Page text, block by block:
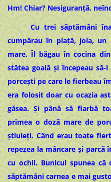
Hm! Chiar? Nesiguranță,
Cu trei săptămâni
cumpărau în piață, joia, un
mare. Îl băgau în cocina
stătea goală și începeau
porcești pe care le fierbeau
era folosit doar cu ocazia
găsea. Și până să fiarbă
primea o doză mare de
știuleți. Când erau toate
repezea la mâncare și parcă
cu ochii. Bunicul spunea că
săptămâni carnea e mai